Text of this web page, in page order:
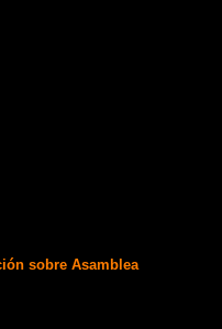
sobre Asamblea